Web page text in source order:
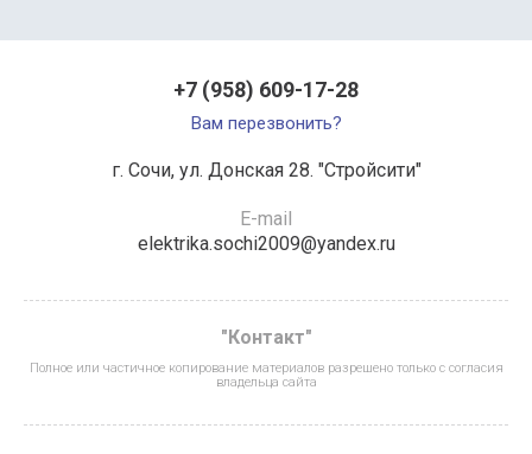
+7 (958) 609-17-28
Вам перезвонить?
г. Сочи, ул. Донская 28. "Стройсити"
E-mail
elektrika.sochi2009@yandex.ru
"Контакт"
Полное или частичное копирование материалов разрешено только с согласия
владельца сайта